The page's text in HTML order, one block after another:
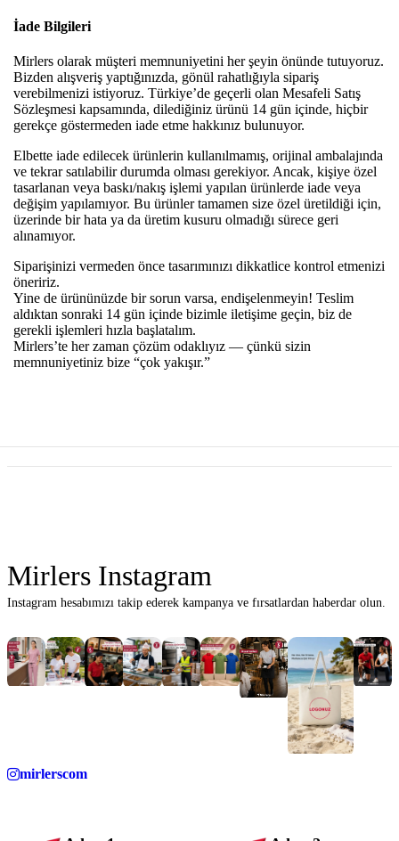
İade Bilgileri
Mirlers olarak müşteri memnuniyetini her şeyin önünde tutuyoruz.
Bizden alışveriş yaptığınızda, gönül rahatlığıyla sipariş
verebilmenizi istiyoruz. Türkiye’de geçerli olan Mesafeli Satış
Sözleşmesi kapsamında, dilediğiniz ürünü 14 gün içinde, hiçbir
gerekçe göstermeden iade etme hakkınız bulunuyor.
Elbette iade edilecek ürünlerin kullanılmamış, orijinal ambalajında
ve tekrar satılabilir durumda olması gerekiyor. Ancak, kişiye özel
tasarlanan veya baskı/nakış işlemi yapılan ürünlerde iade veya
değişim yapılamıyor. Bu ürünler tamamen size özel üretildiği için,
üzerinde bir hata ya da üretim kusuru olmadığı sürece geri
alınamıyor.
Siparişinizi vermeden önce tasarımınızı dikkatlice kontrol etmenizi
öneririz.
Yine de ürününüzde bir sorun varsa, endişelenmeyin! Teslim
aldıktan sonraki 14 gün içinde bizimle iletişime geçin, biz de
gerekli işlemleri hızla başlatalım.
Mirlers’te her zaman çözüm odaklıyız — çünkü sizin
memnuniyetiniz bize “çok yakışır.”
Mirlers Instagram
Instagram hesabımızı takip ederek kampanya ve fırsatlardan haberdar olun.
mirlerscom